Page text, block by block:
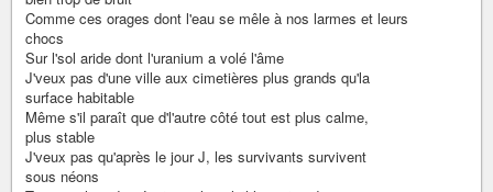
Comme ces orages dont l'eau se mêle à nos larmes et leurs
chocs
Sur l'sol aride dont l'uranium a volé l'âme
J'veux pas d'une ville aux cimetières plus grands qu'la
surface habitable
Même s'il paraît que d'l'autre côté tout est plus calme,
plus stable
J'veux pas qu'après le jour J, les survivants survivent
sous néons